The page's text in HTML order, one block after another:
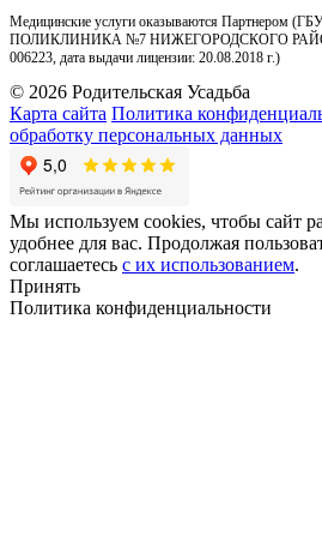
Медицинские услуги оказываются Партнером
ПОЛИКЛИНИКА №7 НИЖЕГОРОДСКОГО
006223, дата выдачи лицензии: 20.08.2018 г.)
© 2026 Родительская Усадьба
Карта сайта Политика
обработку персональных данных
Мы используем cookies, чтобы сайт
удобнее для вас. Продолжая
соглашаетесь с их использованием.
Принять
Политика конфиденциальности